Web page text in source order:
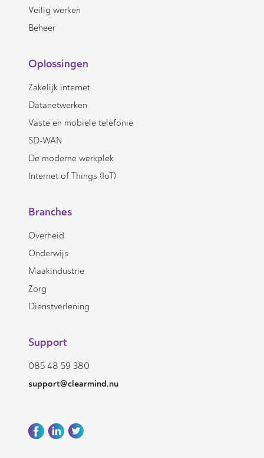
Veilig werken
Beheer
Oplossingen
Zakelijk internet
Datanetwerken
Vaste en mobiele telefonie
SD-WAN
De moderne werkplek
Internet of Things (IoT)
Branches
Overheid
Onderwijs
Maakindustrie
Zorg
Dienstverlening
Support
085 48 59 380
support@clearmind.nu